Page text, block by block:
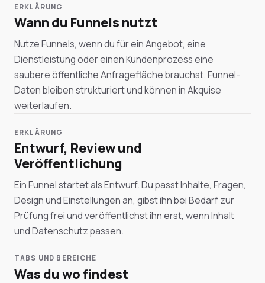
ERKLÄRUNG
Wann du Funnels nutzt
Nutze Funnels, wenn du für ein Angebot, eine
Dienstleistung oder einen Kundenprozess eine
saubere öffentliche Anfragefläche brauchst. Funnel-
Daten bleiben strukturiert und können in Akquise
weiterlaufen.
ERKLÄRUNG
Entwurf, Review und
Veröffentlichung
Ein Funnel startet als Entwurf. Du passt Inhalte, Fragen,
Design und Einstellungen an, gibst ihn bei Bedarf zur
Prüfung frei und veröffentlichst ihn erst, wenn Inhalt
und Datenschutz passen.
TABS UND BEREICHE
Was du wo findest